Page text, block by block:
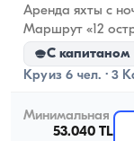
Аренда яхты с
Маршрут «12
С капитаном
Круиз 6 чел. · 3
Минимальная
53.040 TL